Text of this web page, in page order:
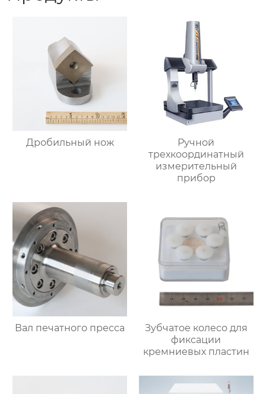
Дробильный нож
Ручной
трехкоординатный
измерительный
прибор
Вал печатного пресса
Зубчатое колесо для
фиксации
кремниевых пластин